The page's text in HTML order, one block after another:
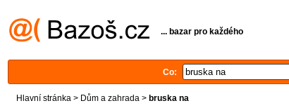
... bazar pro každého
Co:
Hlavní stránka > Dům a zahrada > bruska na